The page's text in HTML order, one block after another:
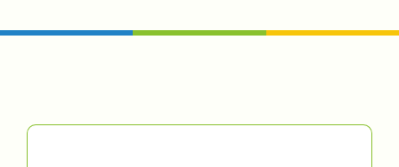
Transparencia
Participa